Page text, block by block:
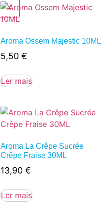
X
Aroma Ossem Majestic 10ML
5,50 €
Ler mais
Aroma La Crêpe Sucrée
Crêpe Fraise 30ML
13,90 €
Ler mais